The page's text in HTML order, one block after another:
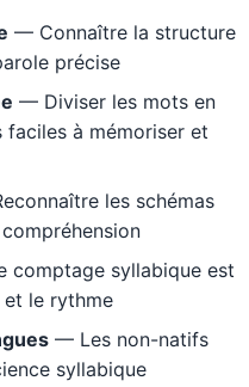
— Connaître la structure
précise
— Diviser les mots en
faciles à mémoriser et
les schémas
comptage syllabique est
le rythme
— Les non-natifs
syllabique